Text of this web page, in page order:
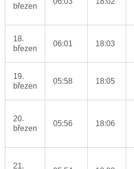
březen
18.
březen
06:01 18:03
19.
březen
05:58 18:05
20.
březen
05:56 18:06
21.